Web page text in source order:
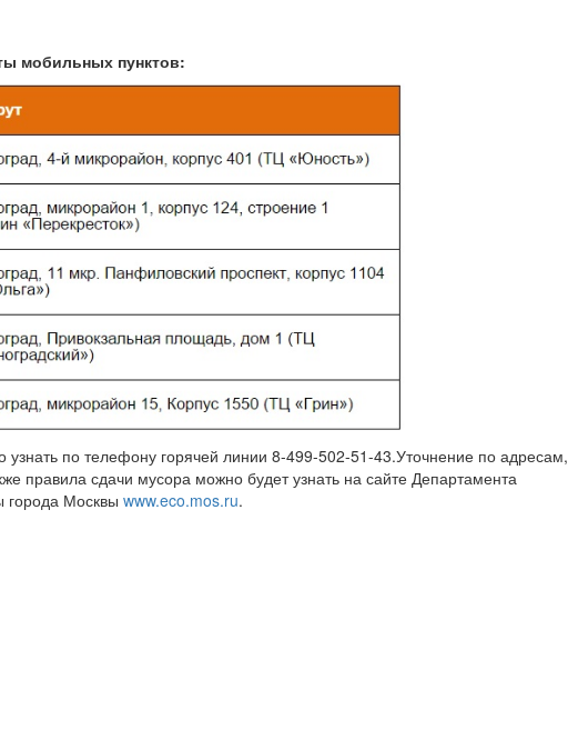
мобильных пунктов:
по телефону горячей линии 8-499-502-51-43.Уточнение по адресам,
правила сдачи мусора можно будет узнать на сайте Департамента
города Москвы www.eco.mos.ru.